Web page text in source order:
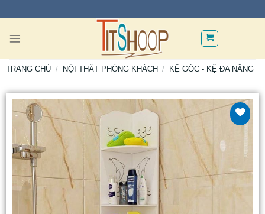
TRANG CHỦ / NỘI THẤT PHÒNG KHÁCH / KỆ GÓC - KỆ ĐA NĂNG